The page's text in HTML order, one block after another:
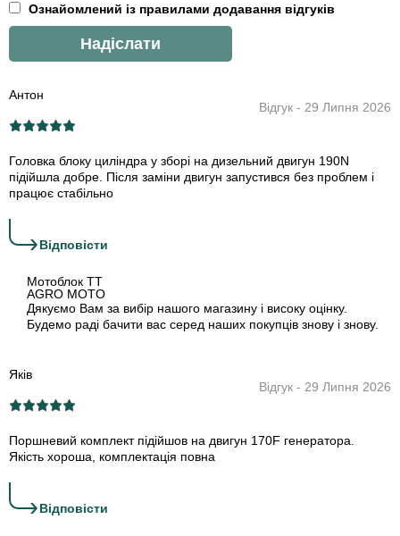
Ознайомлений із правилами додавання відгуків
Антон
Відгук - 29 Липня 2026
Головка блоку циліндра у зборі на дизельний двигун 190N
підійшла добре. Після заміни двигун запустився без проблем і
працює стабільно
›Відповіcти
Мотоблок TT
AGRO MOTO
Дякуємо Вам за вибір нашого магазину і високу оцінку.
Будемо раді бачити вас серед наших покупців знову і знову.
Яків
Відгук - 29 Липня 2026
Поршневий комплект підійшов на двигун 170F генератора.
Якість хороша, комплектація повна
›Відповіcти